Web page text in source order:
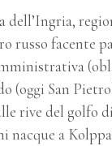
dell’Ingria,
russo facente
(oggi San
rive del golfo
nacque a